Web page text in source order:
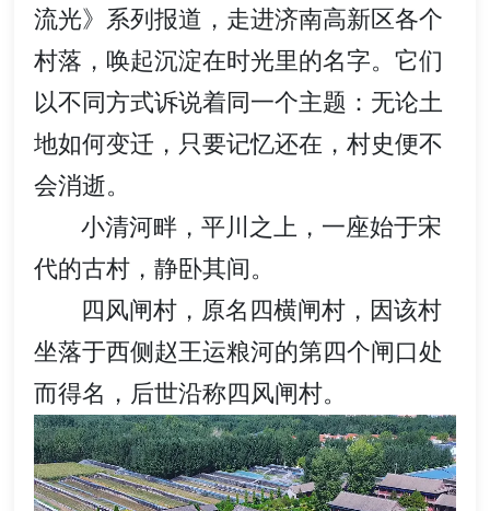
流光》系列报道，走进济南高新区各个
村落，唤起沉淀在时光里的名字。它们
以不同方式诉说着同一个主题：无论土
地如何变迁，只要记忆还在，村史便不
会消逝。
小清河畔，平川之上，一座始于宋
代的古村，静卧其间。
四风闸村，原名四横闸村，因该村
坐落于西侧赵王运粮河的第四个闸口处
而得名，后世沿称四风闸村。